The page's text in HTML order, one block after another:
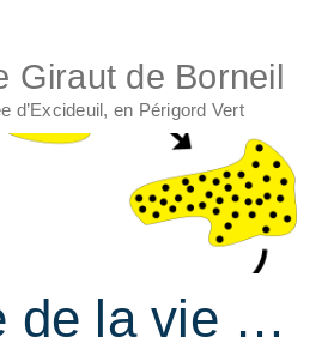
Giraut de Borneil
d’Excideuil, en Périgord Vert
de la vie …